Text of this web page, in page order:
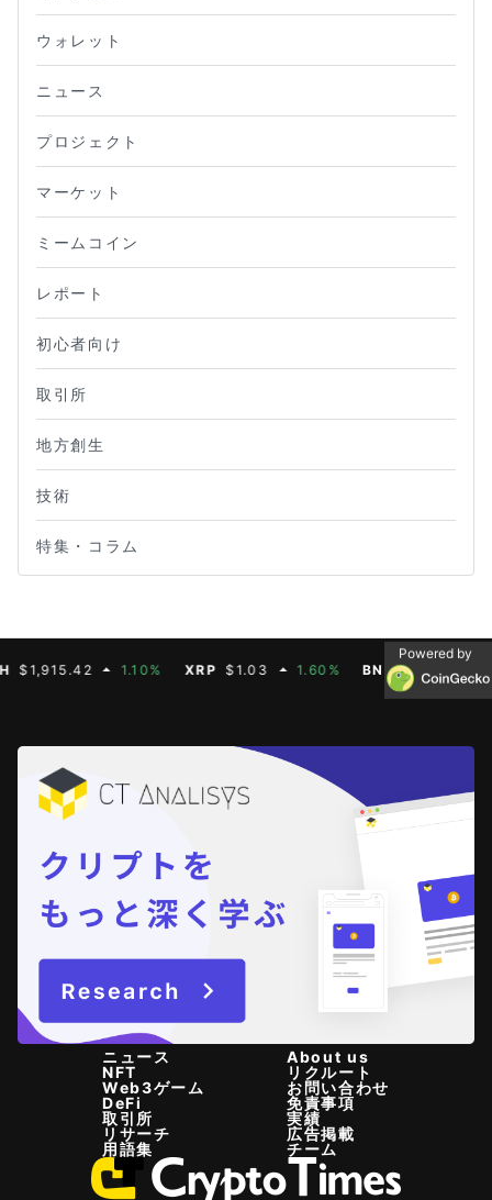
ウォレット
ニュース
プロジェクト
マーケット
ミームコイン
レポート
初心者向け
取引所
地方創生
技術
特集・コラム
1.10% XRP $1.03 1.60% BNB $592.88
Powered by
ニュース
NFT
Web3ゲーム
DeFi
取引所
リサーチ
用語集
About us
リクルート
お問い合わせ
免責事項
実績
広告掲載
チーム